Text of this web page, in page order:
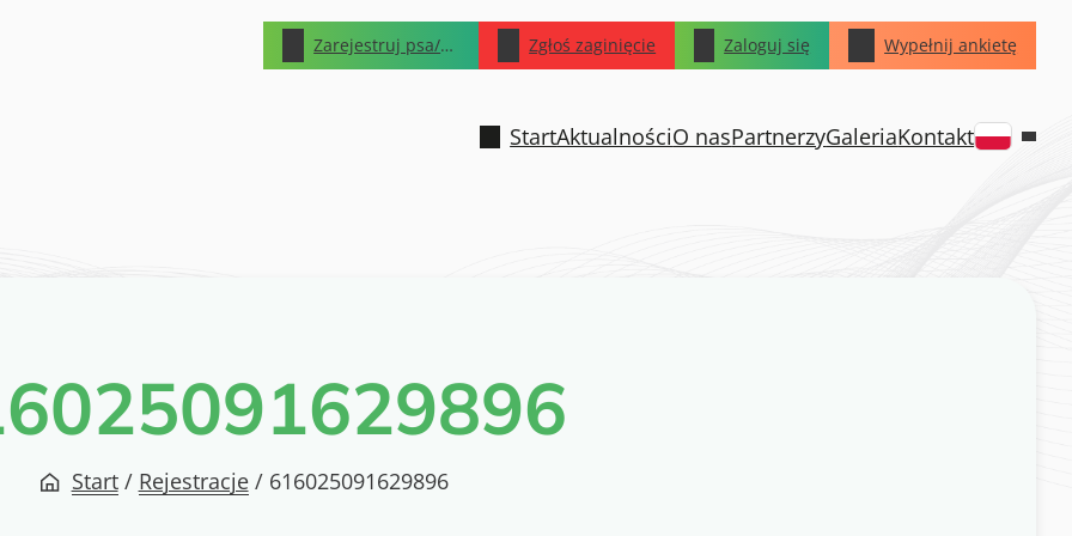
Zarejestruj psa/kota Zgłoś zaginięcie Zaloguj się Wypełnij ankietę
StartAktualnościO nasPartnerzyGaleriaKontakt
Start / Rejestracje / 616025091629896